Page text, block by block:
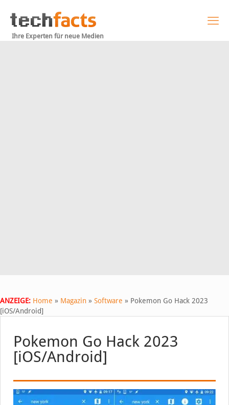
Ihre Experten für neue Medien
ANZEIGE: Home » Magazin » Software » Pokemon Go Hack 2023
[iOS/Android]
Pokemon Go Hack 2023
[iOS/Android]